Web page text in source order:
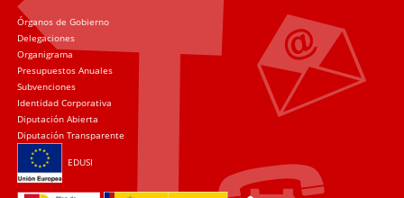
Órganos de Gobierno
Delegaciones
Organigrama
Presupuestos Anuales
Subvenciones
Identidad Corporativa
Diputación Abierta
Diputación Transparente
EDUSI